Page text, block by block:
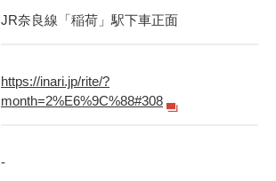
JR奈良線「稲荷」駅下車正面
https://inari.jp/rite/?
month=2%E6%9C%88#308
-